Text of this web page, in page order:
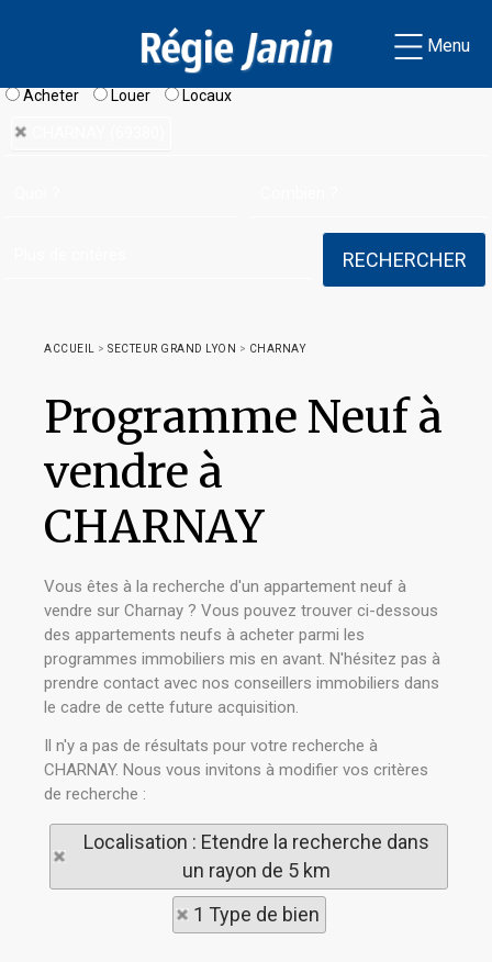
Menu
Acheter Louer Locaux
ACCUEIL > SECTEUR GRAND LYON > CHARNAY
Programme Neuf à
vendre à
CHARNAY
Vous êtes à la recherche d'un appartement neuf à
vendre sur Charnay ? Vous pouvez trouver ci-dessous
des appartements neufs à acheter parmi les
programmes immobiliers mis en avant. N'hésitez pas à
prendre contact avec nos conseillers immobiliers dans
le cadre de cette future acquisition.
Il n'y a pas de résultats pour votre recherche à
CHARNAY. Nous vous invitons à modifier vos critères
de recherche :
Localisation : Etendre la recherche dans
un rayon de 5 km
1 Type de bien